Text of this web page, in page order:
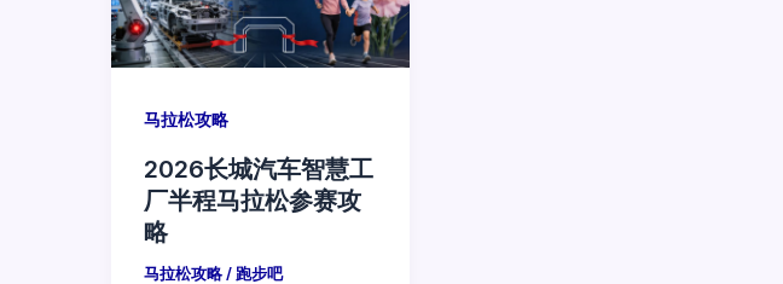
马拉松攻略
2026长城汽车智慧工
厂半程马拉松参赛攻
略
马拉松攻略/ 跑步吧